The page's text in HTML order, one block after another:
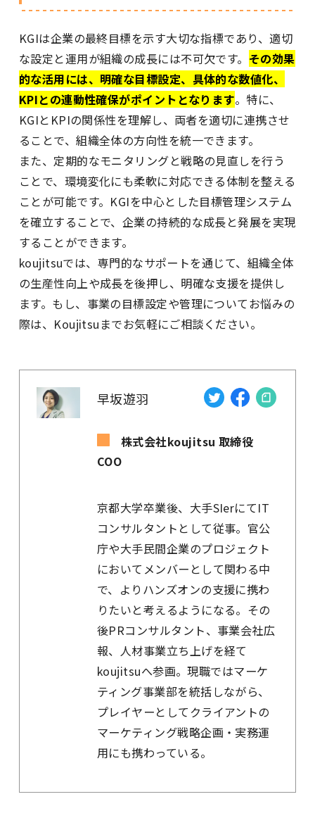
KGIは企業の最終目標を示す大切な指標であり、適切
な設定と運用が組織の成長には不可欠です。 その効果
的な活用には、明確な目標設定、具体的な数値化、
KPIとの連動性確保がポイントとなります。特に、
KGIとKPIの関係性を理解し、両者を適切に連携させ
ることで、組織全体の方向性を統一できます。
また、定期的なモニタリングと戦略の見直しを行う
ことで、環境変化にも柔軟に対応できる体制を整える
ことが可能です。KGIを中心とした目標管理システム
を確立することで、企業の持続的な成長と発展を実現
することができます。
koujitsuでは、専門的なサポートを通じて、組織全体
の生産性向上や成長を後押し、明確な支援を提供し
ます。もし、事業の目標設定や管理についてお悩みの
際は、Koujitsuまでお気軽にご相談ください。
早坂遊羽
株式会社koujitsu 取締役
COO
京都大学卒業後、大手SIerにてIT
コンサルタントとして従事。官公
庁や大手民間企業のプロジェクト
においてメンバーとして関わる中
で、よりハンズオンの支援に携わ
りたいと考えるようになる。その
後PRコンサルタント、事業会社広
報、人材事業立ち上げを経て
koujitsuへ参画。現職ではマーケ
ティング事業部を統括しながら、
プレイヤーとしてクライアントの
マーケティング戦略企画・実務運
用にも携わっている。